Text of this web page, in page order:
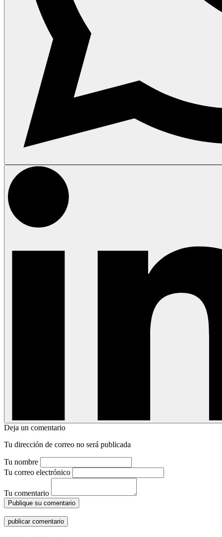
Deja un comentario
Tu dirección de correo no será publicada
Tu nombre
Tu correo electrónico
Tu comentario
Publique su comentario